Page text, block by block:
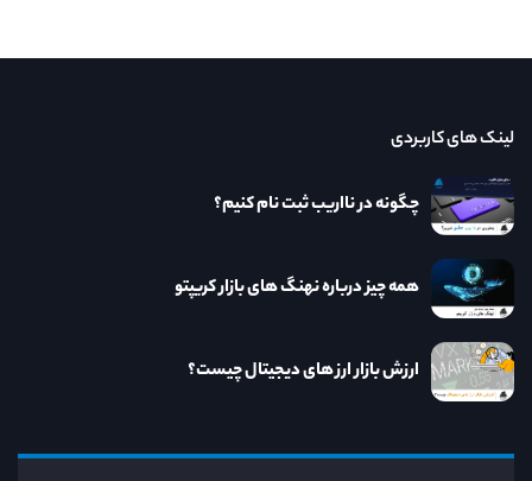
لینک های کاربردی
چگونه در نااریب ثبت نام کنیم؟
همه چیز درباره نهنگ های بازار کریپتو
ارزش بازار ارز های دیجیتال چیست؟